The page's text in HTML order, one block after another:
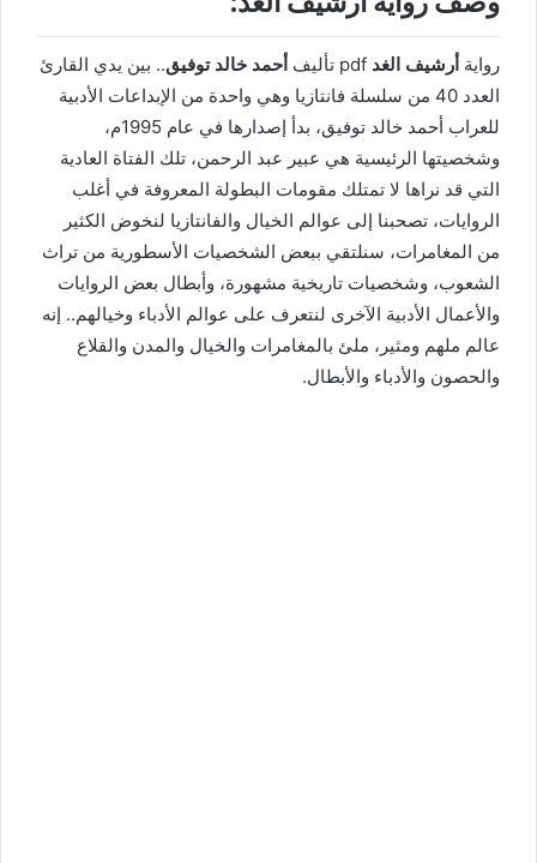
رواية أرشيف الغد أحمد خالد توفيق.. بين يدي القارئ
العدد 40 من سلسلة فانتازيا وهي واحدة من الإبداعات الأدبية
للعراب أحمد خالد توفيق، بدأ إصدارها في عام 1995م،
وشخصيتها الرئيسية هي عبير عبد الرحمن، تلك الفتاة العادية
التي قد نراها لا تمتلك مقومات البطولة المعروفة في أغلب
الروايات، تصحبنا إلى عوالم الخيال والفانتازيا لنخوض الكثير
من المغامرات، سنلتقي ببعض الشخصيات الأسطورية من تراث
الشعوب، وشخصيات تاريخية مشهورة، وأبطال بعض الروايات
والأعمال الأدبية الآخرى لنتعرف على عوالم الأدباء وخيالهم.. إنه
عالم ملهم ومثير، ملئ بالمغامرات والخيال والمدن والقلاع
والحصون والأدباء والأبطال.